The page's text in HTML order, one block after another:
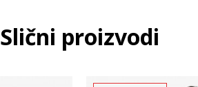
Slični proizvodi